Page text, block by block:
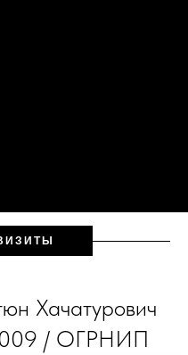
Хачатурович
/ ОГРНИП